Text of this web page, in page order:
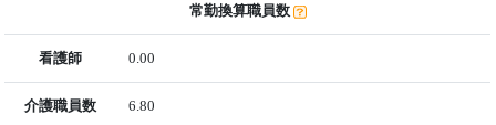
常勤換算職員数
看護師 0.00
介護職員数 6.80